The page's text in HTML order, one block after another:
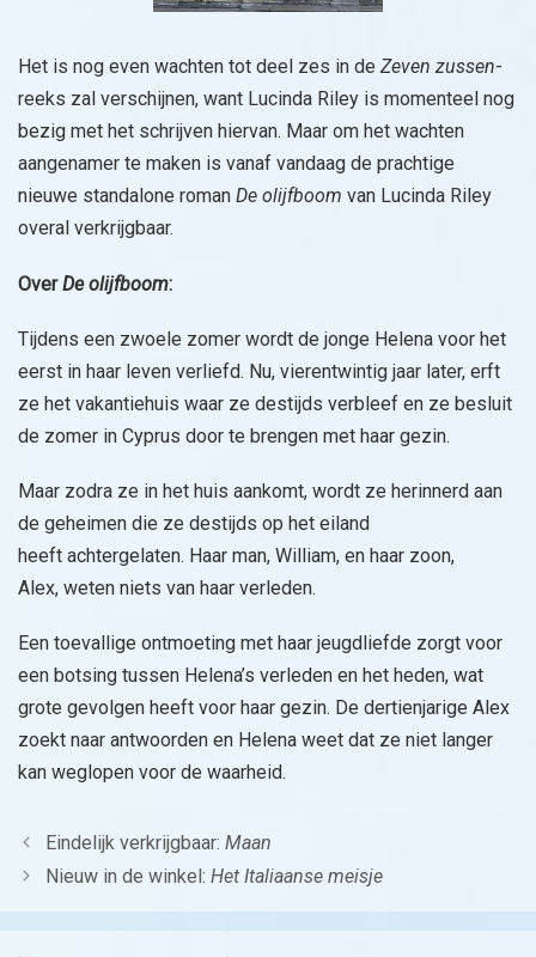
Het is nog even wachten tot deel zes in de Zeven zussen-
reeks zal verschijnen, want Lucinda Riley is momenteel nog
bezig met het schrijven hiervan. Maar om het wachten
aangenamer te maken is vanaf vandaag de prachtige
nieuwe standalone roman De olijfboom van Lucinda Riley
overal verkrijgbaar.
OverDe olijfboom:
Tijdens een zwoele zomer wordt de jonge Helena voor het
eerst in haar leven verliefd. Nu, vierentwintig jaar later, erft
ze het vakantiehuis waar ze destijds verbleef en ze besluit
de zomer in Cyprus door te brengen met haar gezin.
Maar zodra ze in het huis aankomt, wordt ze herinnerd aan
de geheimen die ze destijds op het eiland
heeft achtergelaten. Haar man, William, en haar zoon,
Alex, weten niets van haar verleden.
Een toevallige ontmoeting met haar jeugdliefde zorgt voor
een botsing tussen Helena’s verleden en het heden, wat
grote gevolgen heeft voor haar gezin. De dertienjarige Alex
zoekt naar antwoorden en Helena weet dat ze niet langer
kan weglopen voor de waarheid.
Eindelijk verkrijgbaar: Maan
Nieuw in de winkel: Het Italiaanse meisje